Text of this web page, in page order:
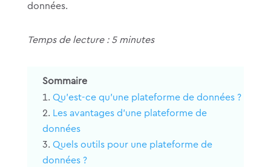
données.
Temps de lecture : 5 minutes
Sommaire
Qu’est-ce qu’une plateforme de données ?
Les avantages d’une plateforme de
données
Quels outils pour une plateforme de
données ?